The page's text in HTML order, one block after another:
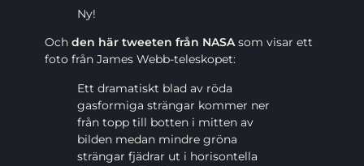
Ny!
Och den här tweeten från NASAsom visar ett
foto från James Webb-teleskopet:
Ett dramatiskt blad av röda
gasformiga strängar kommer ner
från topp till botten i mitten av
bilden medan mindre gröna
strängar fjädrar ut i horisontella